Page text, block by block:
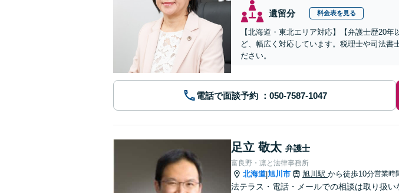
遺留分 料金表を見る
【北海道・東北エリア対応】【弁護士歴20
ど、幅広く対応しています。税理士や司法書
ださい。
電話で面談予約
足立 敬太 弁護士
富良野・凛と法律事務所
北海道|旭川市 旭川駅 から徒歩10分営業時
法テラス・電話・メールでの相談は取り扱